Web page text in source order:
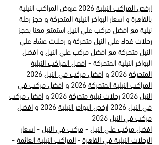
ارخص المراكب النيلية 2026 عروض المراكب النيلية
بالقاهرة و اسعار البواخر النيلية المتحركة و حجز رحلة
نيلية مع افضل مركب علي النيل استمتع معنا بحجز
رحلات غداء علي النيل متحركة و رحلات عشاء علي
النيل متحركة مع افضل مركب علي النيل و افضل
البواخر النيلية المتحركة -افضل المراكب النيلية
المتحركة افضل مركب في النيل
المراكب النيلية المتحركة افضل مركب في
النيل رحلات نيلية متحركة افضل مركب
في النيل ارخص البواخر النيلية افضل
مركب في النيل
افضل مركب علي النيل-مركب في النيل-اسعار
الرحلات النيلية في القاهرة-المراكب النيلية العائمة-